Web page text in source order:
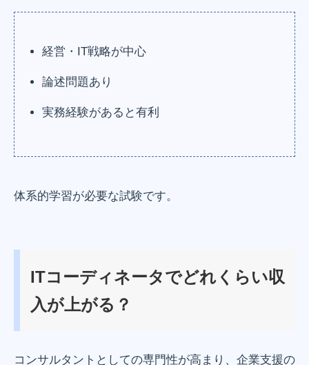
経営・IT戦略が中心
論述問題あり
実務経験があると有利
体系的学習が必要な試験です。
ITコーディネータでどれくらい収
入が上がる？
コンサルタントとしての専門性が高まり、企業支援の